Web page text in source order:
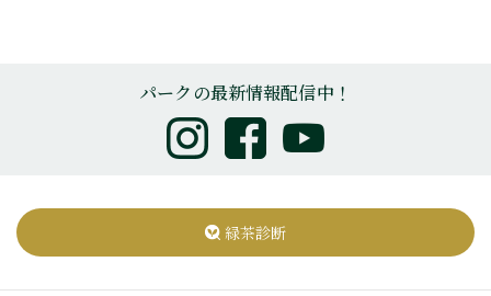
パークの最新情報配信中！
緑茶診断